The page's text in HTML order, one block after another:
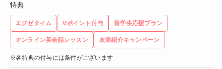
特典
エグゼタイム Vポイント付与 留学生応援プラン
オンライン英会話レッスン 友達紹介キャンペーン
※各特典の付与には条件がございます